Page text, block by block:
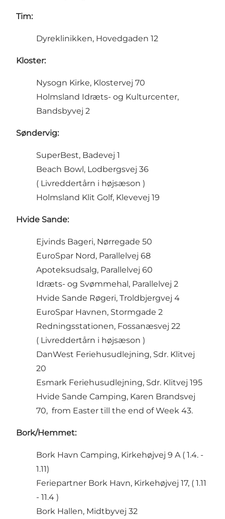
Tim:
Dyreklinikken, Hovedgaden 12
Kloster:
Nysogn Kirke, Klostervej 70
Holmsland Idræts- og Kulturcenter,
Bandsbyvej 2
Søndervig:
SuperBest, Badevej 1
Beach Bowl, Lodbergsvej 36
( Livreddertårn i højsæson )
Holmsland Klit Golf, Klevevej 19
Hvide Sande:
Ejvinds Bageri, Nørregade 50
EuroSpar Nord, Parallelvej 68
Apoteksudsalg, Parallelvej 60
Idræts- og Svømmehal, Parallelvej 2
Hvide Sande Røgeri, Troldbjergvej 4
EuroSpar Havnen, Stormgade 2
Redningsstationen, Fossanæsvej 22
( Livreddertårn i højsæson )
DanWest Feriehusudlejning, Sdr. Klitvej
20
Esmark Feriehusudlejning, Sdr. Klitvej 195
Hvide Sande Camping, Karen Brandsvej
70, from Easter till the end of Week 43.
Bork/Hemmet:
Bork Havn Camping, Kirkehøjvej 9 A ( 1.4. -
1.11)
Feriepartner Bork Havn, Kirkehøjvej 17, ( 1.11
- 11.4 )
Bork Hallen, Midtbyvej 32